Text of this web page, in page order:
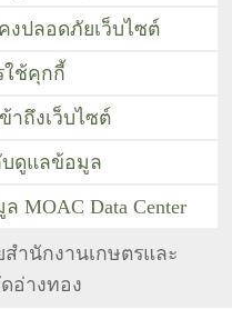
ำนักงานเกษตรและ
อ่างทอง
งปลอดภัยเว็บไซต์
ใช้คุกกี้
าถึงเว็บไซต์
บดูแลข้อมูล
MOAC Data Center